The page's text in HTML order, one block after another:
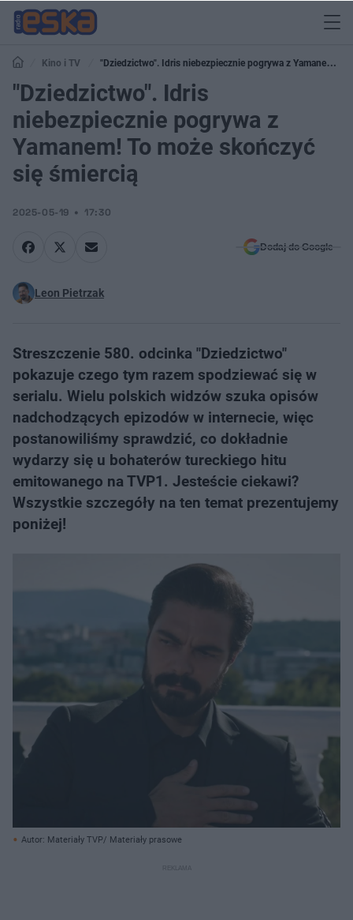
Kino i TV
"Dziedzictwo". Idris niebezpiecznie pogrywa z Yamanem! To
może skończyć się śmiercią
"Dziedzictwo". Idris
niebezpiecznie pogrywa z
Yamanem! To może skończyć
się śmiercią
2025-05-19 17:30
Dodaj do Google
Leon Pietrzak
Streszczenie 580. odcinka "Dziedzictwo"
pokazuje czego tym razem spodziewać się w
serialu. Wielu polskich widzów szuka opisów
nadchodzących epizodów w internecie, więc
postanowiliśmy sprawdzić, co dokładnie
wydarzy się u bohaterów tureckiego hitu
emitowanego na TVP1. Jesteście ciekawi?
Wszystkie szczegóły na ten temat prezentujemy
poniżej!
Autor: Materiały TVP/ Materiały prasowe